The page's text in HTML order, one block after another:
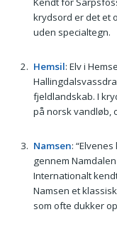
krydsord er det et
uden specialtegn.
Hemsil: Elv i
fjeldlandskab. I
på norsk vandløb,
Namsen:
gennem
Internationalt
Namsen et
som ofte dukker